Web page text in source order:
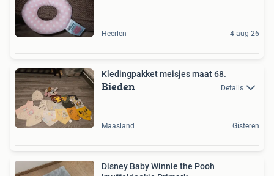
Heerlen 4 aug 26
Kledingpakket meisjes maat 68.
Bieden Details
Maasland Gisteren
Disney Baby Winnie the Pooh